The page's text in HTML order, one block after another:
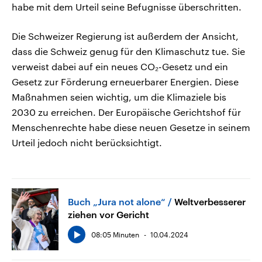
habe mit dem Urteil seine Befugnisse überschritten.
Die Schweizer Regierung ist außerdem der Ansicht,
dass die Schweiz genug für den Klimaschutz tue. Sie
verweist dabei auf ein neues CO₂-Gesetz und ein
Gesetz zur Förderung erneuerbarer Energien. Diese
Maßnahmen seien wichtig, um die Klimaziele bis
2030 zu erreichen. Der Europäische Gerichtshof für
Menschenrechte habe diese neuen Gesetze in seinem
Urteil jedoch nicht berücksichtigt.
Buch „Jura not alone“
Weltverbesserer
ziehen vor Gericht
08:05 Minuten 10.04.2024